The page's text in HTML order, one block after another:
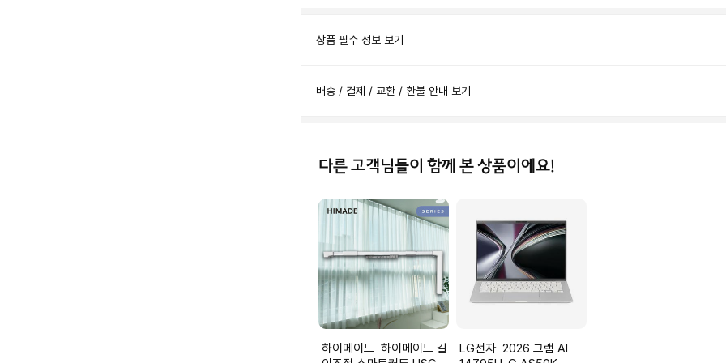
상품 필수 정보 보기
배송 / 결제 / 교환 / 환불 안내 보기
다른 고객님들이 함께 본 상품이에요!
하이메이드 하이메이드 길
LG전자 2026 그램 AI